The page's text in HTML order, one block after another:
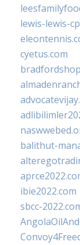
lewis-lewis-
cyetus.com
balithut-
ibie2022.com
sbcc-